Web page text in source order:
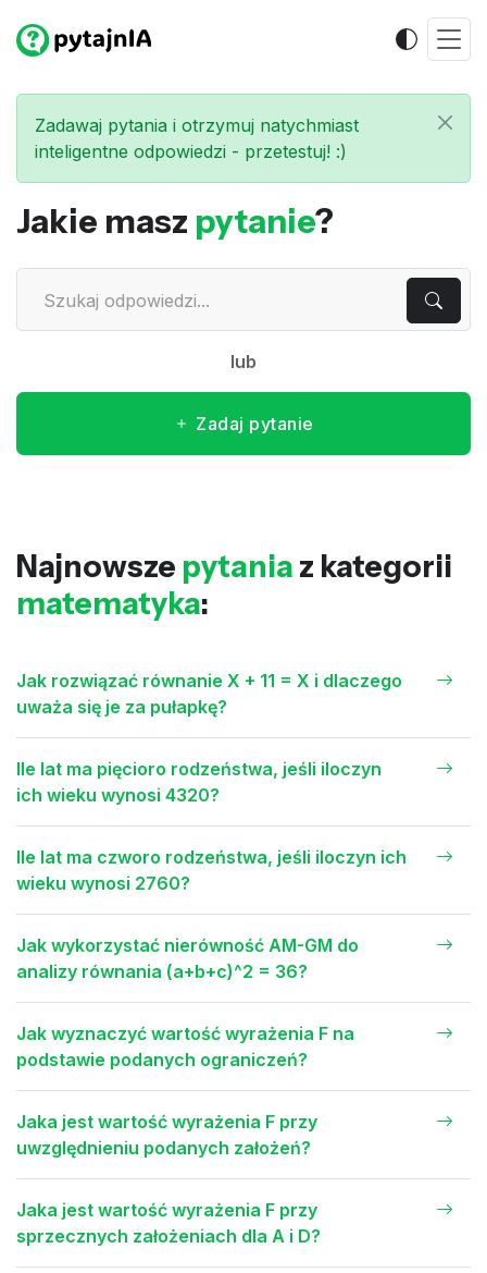
Zadawaj pytania i otrzymuj natychmiast
inteligentne odpowiedzi - przetestuj! :)
Jakie masz pytanie?
lub
Zadaj pytanie
Najnowsze pytania z kategorii
matematyka:
Jak rozwiązać równanie X + 11 = X i dlaczego
uważa się je za pułapkę?
Ile lat ma pięcioro rodzeństwa, jeśli iloczyn
ich wieku wynosi 4320?
Ile lat ma czworo rodzeństwa, jeśli iloczyn ich
wieku wynosi 2760?
Jak wykorzystać nierówność AM-GM do
analizy równania (a+b+c)^2 = 36?
Jak wyznaczyć wartość wyrażenia F na
podstawie podanych ograniczeń?
Jaka jest wartość wyrażenia F przy
uwzględnieniu podanych założeń?
Jaka jest wartość wyrażenia F przy
sprzecznych założeniach dla A i D?